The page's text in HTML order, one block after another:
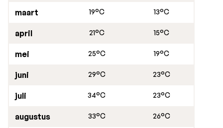
maart 19°C 13°C
april 21°C 15°C
mei 25°C 19°C
juni 29°C 23°C
juli 34°C 23°C
augustus 33°C 26°C